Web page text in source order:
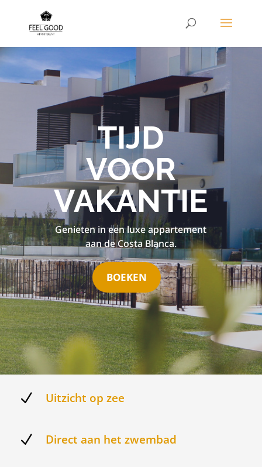
TIJD
VOOR
VAKANTIE
Genieten in een luxe appartement
aan de Costa Blanca.
BOEKEN
N Uitzicht op zee
N Direct aan het zwembad